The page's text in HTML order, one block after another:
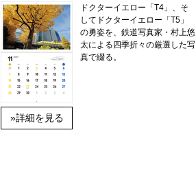
»詳細を見る
ドクターイエロー「T4」、そ
してドクターイエロー「T5」
の勇姿を、鉄道写真家・村上悠
太による四季折々の厳選した写
真で綴る。